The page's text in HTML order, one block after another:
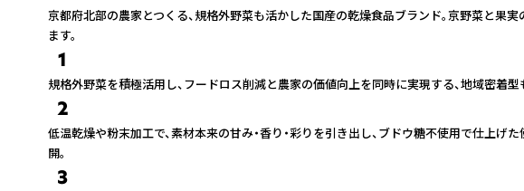
京都府北部の農家とつくる、規格外野菜も活かした国産の乾燥食品ブランド。京野菜と果
ます。
1
規格外野菜を積極活用し、フードロス削減と農家の価値向上を同時に実現する、地域密着型
2
低温乾燥や粉末加工で、素材本来の甘み・香り・彩りを引き出し、ブドウ糖不使用で仕上げ
開。
3